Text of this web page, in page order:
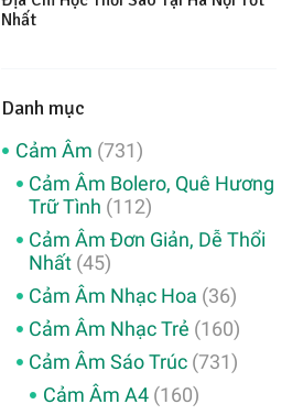
Nhất
Danh mục
Cảm Âm (731)
Cảm Âm Bolero, Quê Hương
Trữ Tình (112)
Cảm Âm Đơn Giản, Dễ Thổi
Nhất (45)
Cảm Âm Nhạc Hoa (36)
Cảm Âm Nhạc Trẻ (160)
Cảm Âm Sáo Trúc (731)
Cảm Âm A4(160)